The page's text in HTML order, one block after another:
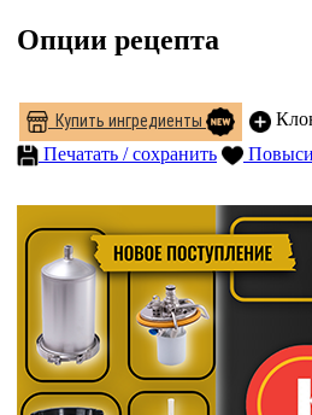
Опции рецепта
Купить ингредиенты
Печатать / сохранить